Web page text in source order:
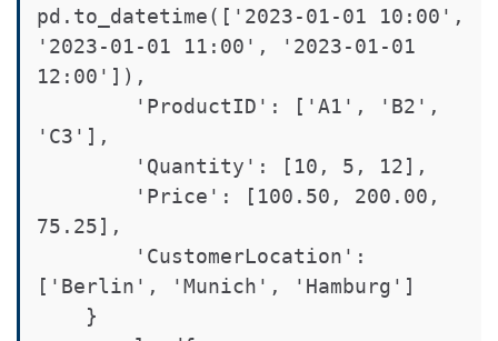
pd.to_datetime(['2023-01-01 10:00',
'2023-01-01 11:00', '2023-01-01
12:00']),
'C3'],
75.25],
['Berlin', 'Munich', 'Hamburg']